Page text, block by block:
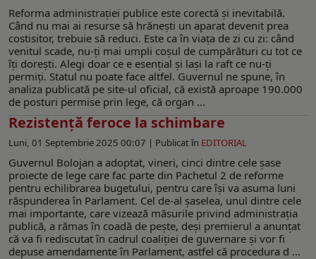
Reforma administrației publice este corectă și inevitabilă.
Când nu mai ai resurse să hrănești un aparat devenit prea
costisitor, trebuie să reduci. Este ca în viața de zi cu zi: când
venitul scade, nu-ți mai umpli coșul de cumpărături cu tot ce
îți dorești. Alegi doar ce e esențial și lași la raft ce nu-ți
permiți. Statul nu poate face altfel. Guvernul ne spune, în
analiza publicată pe site-ul oficial, că există aproape 190.000
de posturi permise prin lege, că organ ...
Rezistenţă feroce la schimbare
Luni, 01 Septembrie 2025 00:07 | Publicat în EDITORIAL
Guvernul Bolojan a adoptat, vineri, cinci dintre cele șase
proiecte de lege care fac parte din Pachetul 2 de reforme
pentru echilibrarea bugetului, pentru care îşi va asuma luni
răspunderea în Parlament. Cel de-al şaselea, unul dintre cele
mai importante, care vizează măsurile privind administraţia
publică, a rămas în coadă de peşte, deşi premierul a anunţat
că va fi rediscutat în cadrul coaliţiei de guvernare şi vor fi
depuse amendamente în Parlament, astfel că procedura d ...